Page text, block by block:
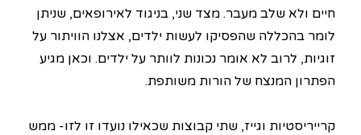
חיים ולא שלב מעבר. מצד שני, בניגוד לאירופאים, שניתן
לומר בהכללה שהפסיקו לעשות ילדים, אצלנו הוויתור על
זוגיות, לרוב לא אומר נכונות לוותר על ילדים. וכאן מגיע
הפתרון המנצח של הורות משותפת.
קרייריסטיות וגייז, שתי קבוצות שכאילו נועדו זו לזו- ממש